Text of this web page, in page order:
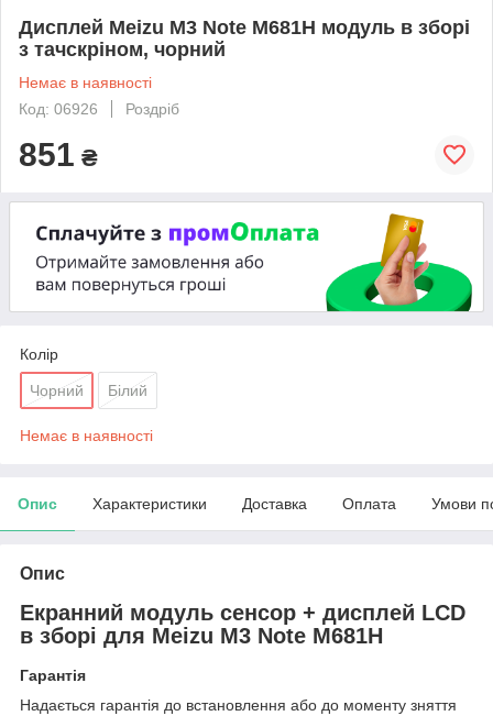
Дисплей Meizu M3 Note M681H модуль в зборі
з тачскріном, чорний
Немає в наявності
Код: 06926
Роздріб
851 ₴
Колір
Чорний Білий
Немає в наявності
Опис Характеристики Доставка Оплата Умови
Опис
Екранний модуль сенсор + дисплей LCD
в зборі для Meizu M3 Note M681H
Гарантія
Надається гарантія до встановлення або до моменту зняття